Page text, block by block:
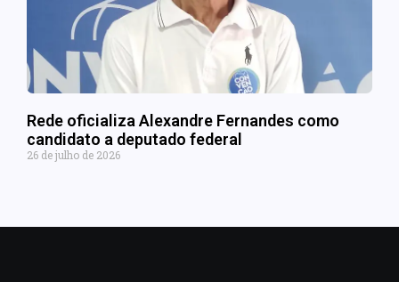
Rede oficializa Alexandre Fernandes como
candidato a deputado federal
26 de julho de 2026